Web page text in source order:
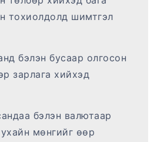
тохиолдолд шимтгэл
бэлэн бусаар олгосон
зарлага хийхэд
бэлэн валютаар
мөнгийг өөр